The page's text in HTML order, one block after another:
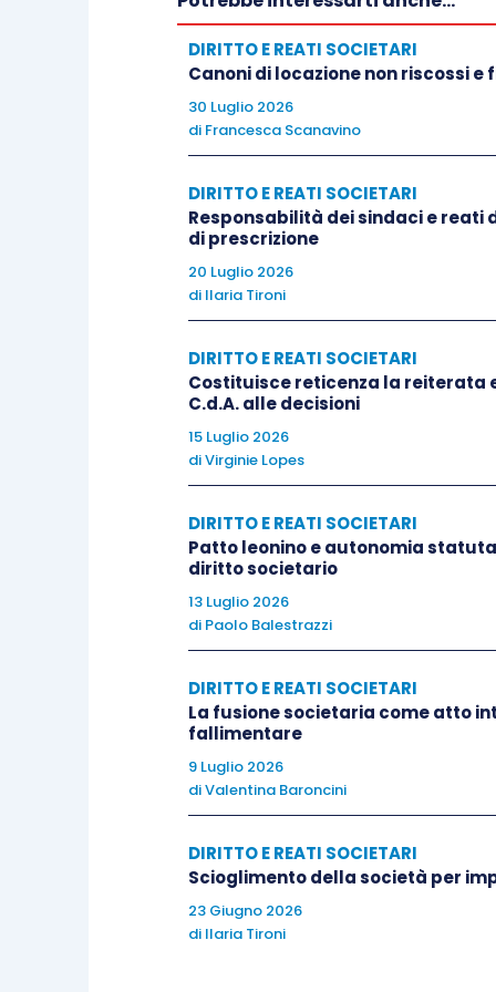
dell’interesse collettivo dei
nell’interpretazione della Cassazione,
In particolare, l’area della
protetti da norme inderogabili, la cui
svincolata da qualsiasi iniziativa di
chiarezza e la precisione del bilancio
È stato quindi ritenuto che, a titolo di
revoca per giusta causa di un
2259 c.c. in relazione all’art.
dell’amministratore medesimo
chiarezza dei bilanci nonché
sociale, trattandosi di disposizioni
parte dei singoli soci e perciò non
società (Cass., 7 febbraio 1968, n.
anche di persone (Cass., 19 settembre
danno luogo a nullità rilevabile
informazione di cui all’art. 2479
2013, in tema di società di capitali).
Tuttavia, nel presente caso, quanto
Cassazione ha sostenuto che non
socio – idonea, in linea di
convocazione, secondo la
DIRITTO E REATI SOCIETARI
Canoni di locazione non riscossi
30 Luglio 2026
di Francesca Scanavino
DIRITTO E REATI SOCIETARI
Responsabilità dei sindaci e
di prescrizione
20 Luglio 2026
di Ilaria Tironi
DIRITTO E REATI SOCIETARI
Costituisce reticenza la reiterata
C.d.A. alle decisioni
15 Luglio 2026
diVirginie Lopes
DIRITTO E REATI SOCIETARI
Patto leonino e autonomia
diritto societario
13 Luglio 2026
di Paolo Balestrazzi
DIRITTO E REATI SOCIETARI
La fusione societaria come atto
fallimentare
9 Luglio 2026
diValentina Baroncini
DIRITTO E REATI SOCIETARI
Scioglimento della società per
23 Giugno 2026
di Ilaria Tironi